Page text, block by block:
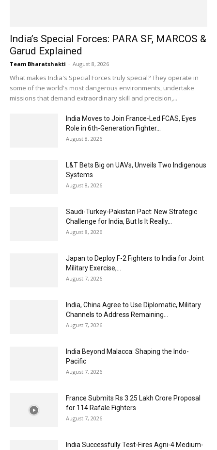
India’s Special Forces: PARA SF, MARCOS &
Garud Explained
Team Bharatshakti - August 8, 2026
What makes India's Special Forces truly special? They operate in
some of the world's most dangerous environments, undertake
missions that demand extraordinary skill and precision,...
India Moves to Join France-Led FCAS, Eyes
Role in 6th-Generation Fighter...
August 8, 2026
L&T Bets Big on UAVs, Unveils Two Indigenous
Systems
August 8, 2026
Saudi-Turkey-Pakistan Pact: New Strategic
Challenge for India, But Is It Really...
August 8, 2026
Japan to Deploy F-2 Fighters to India for Joint
Military Exercise,...
August 7, 2026
India, China Agree to Use Diplomatic, Military
Channels to Address Remaining...
August 7, 2026
India Beyond Malacca: Shaping the Indo-
Pacific
August 7, 2026
France Submits Rs 3.25 Lakh Crore Proposal
for 114 Rafale Fighters
August 7, 2026
India Successfully Test-Fires Agni-4 Medium-